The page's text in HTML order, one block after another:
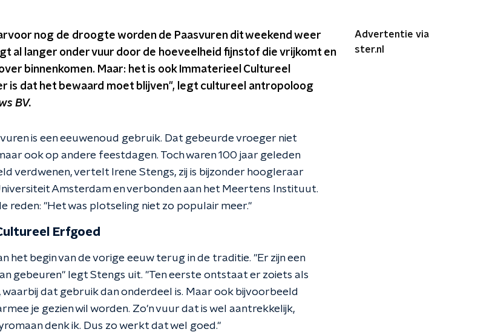
nog de droogte worden de Paasvuren dit weekend weer
al langer onder vuur door de hoeveelheid fijnstof die vrijkomt en
binnenkomen. Maar: het is ook Immaterieel Cultureel
is dat het bewaard moet blijven", legt cultureel antropoloog
BV.
is een eeuwenoud gebruik. Dat gebeurde vroeger niet
ook op andere feestdagen. Toch waren 100 jaar geleden
verdwenen, vertelt Irene Stengs, zij is bijzonder hoogleraar
Amsterdam en verbonden aan het Meertens Instituut.
reden: "Het was plotseling niet zo populair meer."
Erfgoed
het begin van de vorige eeuw terug in de traditie. "Er zijn een
gebeuren" legt Stengs uit. "Ten eerste ontstaat er zoiets als
dat gebruik dan onderdeel is. Maar ook bijvoorbeeld
je gezien wil worden. Zo'n vuur dat is wel aantrekkelijk,
denk ik. Dus zo werkt dat wel goed."
Advertentie via
ster.nl